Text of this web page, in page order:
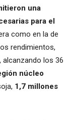
una
para el
como en la de
rendimientos,
alcanzando los 36
núcleo
1,7 millones